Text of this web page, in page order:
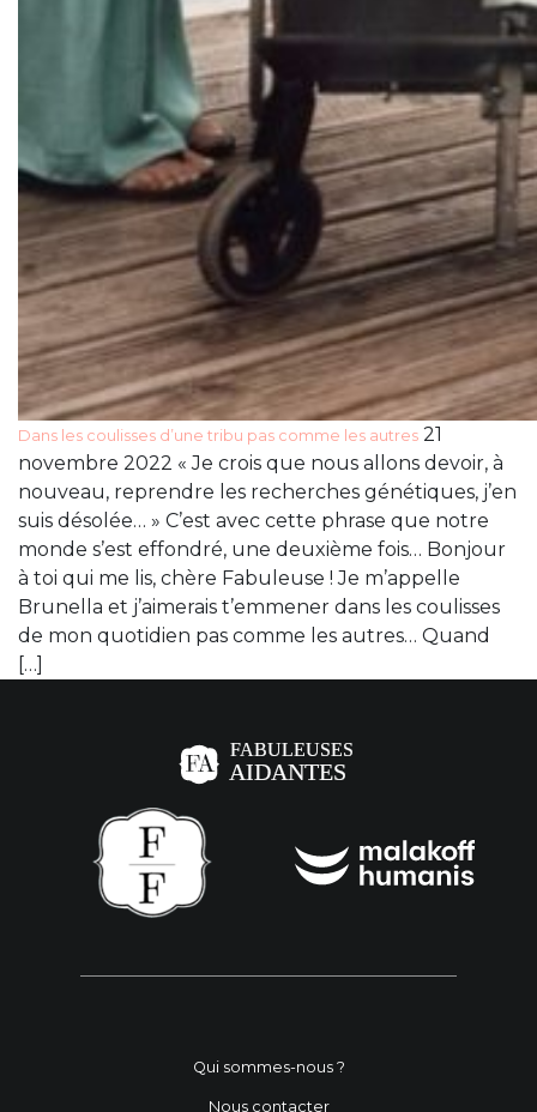
Dans les coulisses d’une tribu pas comme les autres 21
novembre 2022 « Je crois que nous allons devoir, à
nouveau, reprendre les recherches génétiques, j’en
suis désolée… » C’est avec cette phrase que notre
monde s’est effondré, une deuxième fois… Bonjour
à toi qui me lis, chère Fabuleuse ! Je m’appelle
Brunella et j’aimerais t’emmener dans les coulisses
de mon quotidien pas comme les autres… Quand
[…]
Qui sommes-nous ?
Nous contacter